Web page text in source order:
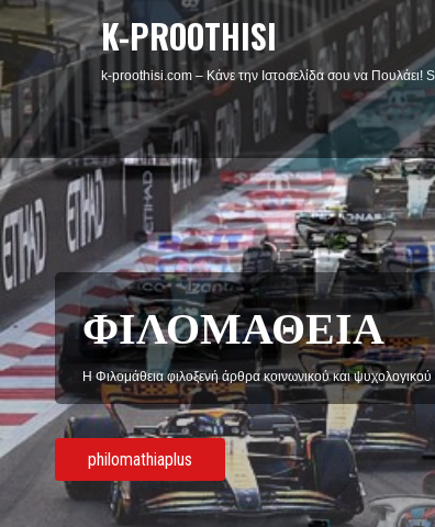
K-PROOTHISI
k-proothisi.com – Κάνε την Ιστοσελίδα σου να Πουλάει!
ΦΙΛΟΜΑΘΕΙΑ
Η Φιλομάθεια φιλοξενή άρθρα κοινωνικού και
philomathiaplus